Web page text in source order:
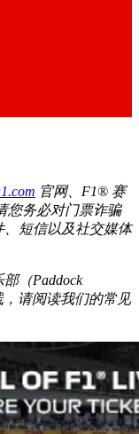
官网、F1® 赛
您务必对门票诈骗
短信以及社交媒体
（Paddock
请阅读我们的常见